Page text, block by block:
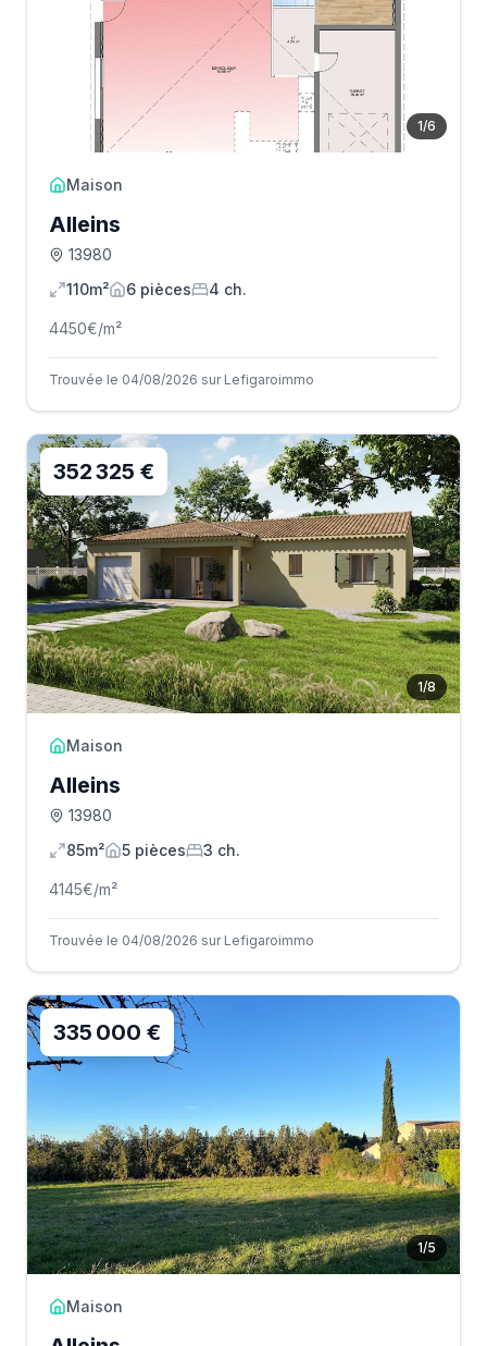
1/6
Maison
Alleins
13980
110m²
6 pièces 4 ch.
4450€/m²
Trouvée le 04/08/2026 sur Lefigaroimmo
1/8
352 325 €
Maison
Alleins
13980
85m²
5 pièces 3 ch.
4145€/m²
Trouvée le 04/08/2026 sur Lefigaroimmo
1/5
335 000 €
Maison